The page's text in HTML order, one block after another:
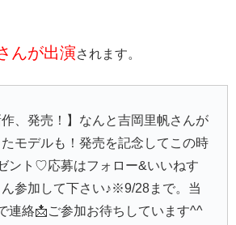
んが出演されます。
作、発売！】なんと吉岡里帆さんが
モデルも！発売を記念してこの時
ント♡応募はフォロー&いいねす
参加して下さい♪※9/28まで。当
連絡📩ご参加お待ちしています^^